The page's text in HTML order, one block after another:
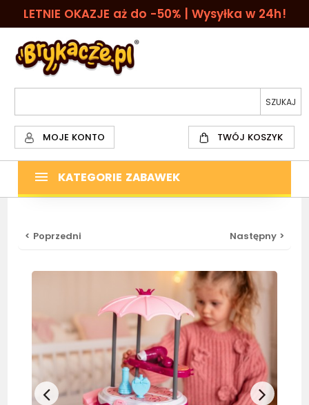
LETNIE OKAZJE aż do -50% | Wysyłka w 24h!
MOJE KONTO TWÓJ KOSZYK
KATEGORIE ZABAWEK
< Poprzedni Następny >